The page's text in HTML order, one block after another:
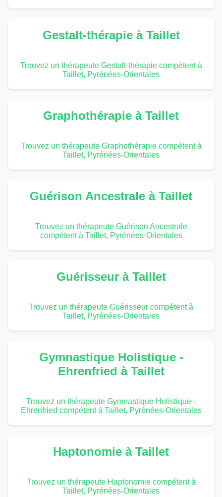
Gestalt-thérapie à Taillet
Trouvez un thérapeute Gestalt-thérapie compétent à
Taillet, Pyrénées-Orientales
Graphothérapie à Taillet
Trouvez un thérapeute Graphothérapie compétent à
Taillet, Pyrénées-Orientales
Guérison Ancestrale à Taillet
Trouvez un thérapeute Guérison Ancestrale
compétent à Taillet, Pyrénées-Orientales
Guérisseur à Taillet
Trouvez un thérapeute Guérisseur compétent à
Taillet, Pyrénées-Orientales
Gymnastique Holistique -
Ehrenfried à Taillet
Trouvez un thérapeute Gymnastique Holistique -
Ehrenfried compétent à Taillet, Pyrénées-Orientales
Haptonomie à Taillet
Trouvez un thérapeute Haptonomie compétent à
Taillet, Pyrénées-Orientales